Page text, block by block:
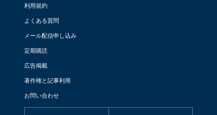
利用規約
よくある質問
メール配信申し込み
定期購読
広告掲載
著作権と記事利用
お問い合わせ